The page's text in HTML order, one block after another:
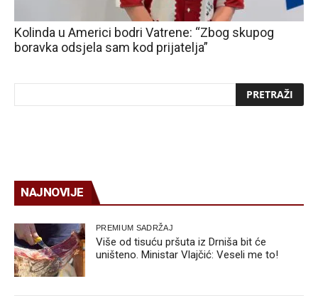
Kolinda u Americi bodri Vatrene: “Zbog skupog
boravka odsjela sam kod prijatelja”
NAJNOVIJE
PREMIUM SADRŽAJ
Više od tisuću pršuta iz Drniša bit će
uništeno. Ministar Vlajčić: Veseli me to!